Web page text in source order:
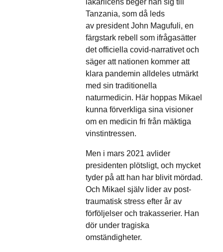
läkarlicens beger han sig till
Tanzania, som då leds
av president John Magufuli, en
färgstark rebell som ifrågasätter
det officiella covid-narrativet och
säger att nationen kommer att
klara pandemin alldeles utmärkt
med sin traditionella
naturmedicin. Här hoppas Mikael
kunna förverkliga sina visioner
om en medicin fri från mäktiga
vinstintressen.
Men i mars 2021 avlider
presidenten plötsligt, och mycket
tyder på att han har blivit mördad.
Och Mikael själv lider av post-
traumatisk stress efter år av
förföljelser och trakasserier. Han
dör under tragiska
omständigheter.